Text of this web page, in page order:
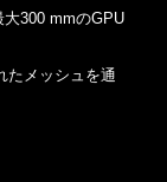
300 mmのGPU
たメッシュを通